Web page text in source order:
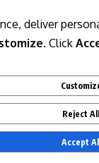
deliver
. Click
Reject
Accept